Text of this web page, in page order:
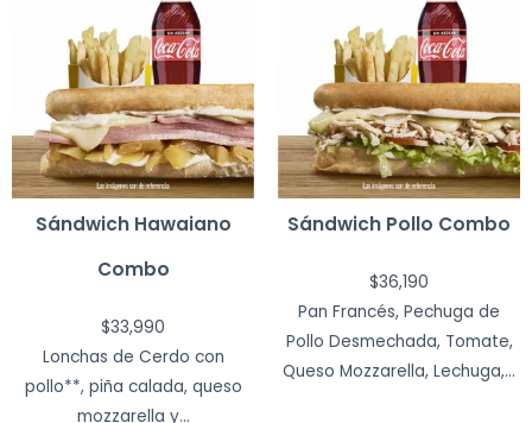
Sándwich Hawaiano
Combo
$33,990
Lonchas de Cerdo con
pollo**, piña calada, queso
mozzarella y...
Sándwich Pollo Combo
$36,190
Pan Francés, Pechuga de
Pollo Desmechada, Tomate,
Queso Mozzarella, Lechuga,...